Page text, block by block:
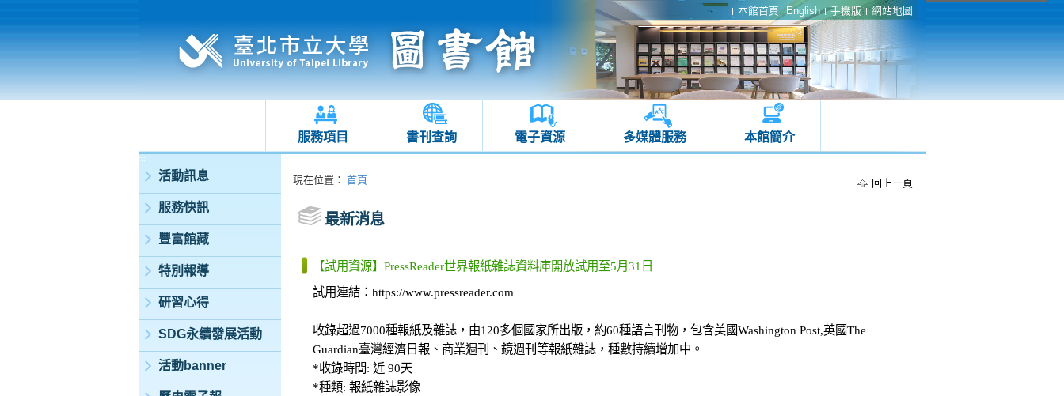
本館首頁 English 手機版 網站地圖
服務項目 書刊查詢 電子資源 多媒體服務 本館簡介
:::
活動訊息
服務快訊
豐富館藏
特別報導
研習心得
SDG永續發展活動
活動banner
:::現在位置 ： 首頁 回上一頁
最新消息
【試用資源】PressReader世界報紙雜誌資料庫開放試用至5月31日
試用連結：https://www.pressreader.com
收錄超過7000種報紙及雜誌，由120多個國家所出版，約60種語言刊物，包含美國Washington Post,英國The
Guardian臺灣經濟日報、商業週刊、鏡週刊等報紙雜誌，種數持續增加中。
*收錄時間: 近 90天
*種類: 報紙雜誌影像